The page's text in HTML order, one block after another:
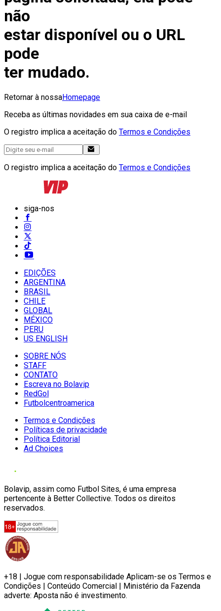
não
estar disponível ou o URL
pode
ter mudado.
Retornar à nossaHomepage
Receba as últimas novidades em sua caixa de e-mail
O registro implica a aceitação do Termos e Condições
O registro implica a aceitação do Termos e Condições
siga-nos
EDIÇÕES
ARGENTINA
BRASIL
CHILE
GLOBAL
MÉXICO
PERU
US ENGLISH
SOBRE NÓS
STAFF
CONTATO
Escreva no Bolavip
RedGol
Futbolcentroamerica
Termos e Condições
Políticas de privacidade
Política Editorial
Ad Choices
Bolavip, assim como Futbol Sites, é uma empresa
pertencente à Better Collective. Todos os direitos
reservados.
+18 | Jogue com responsabilidade Aplicam-se os Termos e
Condições | Conteúdo Comercial | Ministério da Fazenda
adverte: Aposta não é investimento.